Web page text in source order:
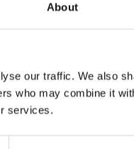
About
our traffic. We also
who may combine it
services.
por EE.
trimestre.
de los contratos
embargo, el
mitad del año y,